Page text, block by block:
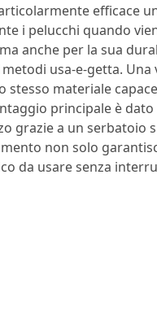
efficace
i pelucchi quando
anche per la sua
usa-e-getta.
materiale
principale è dato
grazie a un serbatoio
non solo
da usare senza